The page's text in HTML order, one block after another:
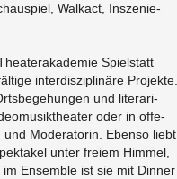
Wal­kact, In­sze­nie­
Spiel­statt
in­ter­dis­zi­pli­nä­re Pro­jek­te.
und li­te­ra­ri­
oder in of­fe­
Mo­dera­to­rin. Eben­so liebt
unter frei­em Him­mel,
En­sem­ble ist sie mit Din­ner